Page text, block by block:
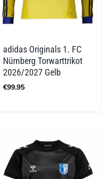
adidas Originals 1. FC
Nürnberg Torwarttrikot
2026/2027 Gelb
€99.95